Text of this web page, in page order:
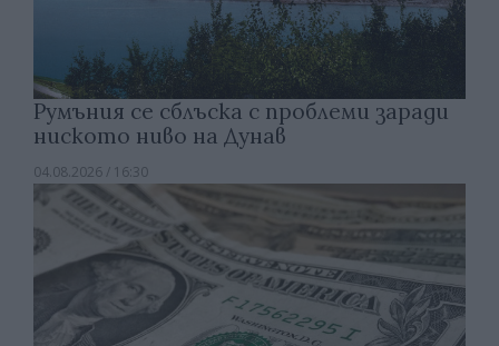
Румъния се сблъска с проблеми заради
ниското ниво на Дунав
04.08.2026 / 16:30